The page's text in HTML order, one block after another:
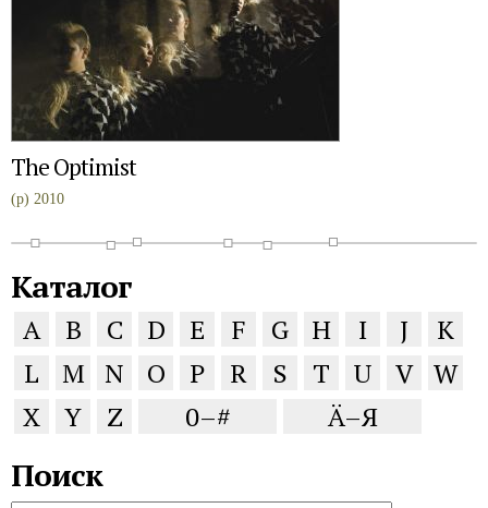
The Optimist
(p) 2010
Каталог
A B C D E F G H I J
K
L
M N O P R S T U V W
X
Y Z 0–# Ä–Я
Поиск